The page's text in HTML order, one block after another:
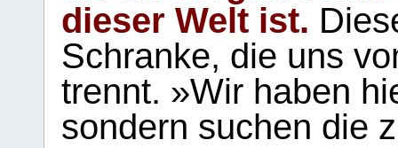
dieser Welt ist.
Schranke, die uns
trennt. »Wir haben
sondern suchen die